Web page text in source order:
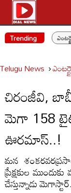
Trending
Telugu News
చిరంజీవి,
మెగా 158
ఊరమాస్..!
మన
ప్రేక్షకుల
చేస్తున్నాడు మెగాస్టార్.